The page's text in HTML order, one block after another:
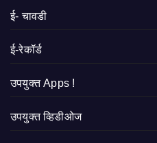
ई- चावडी
ई-रेकॉर्ड
उपयुक्त Apps !
उपयुक्त व्हिडीओज